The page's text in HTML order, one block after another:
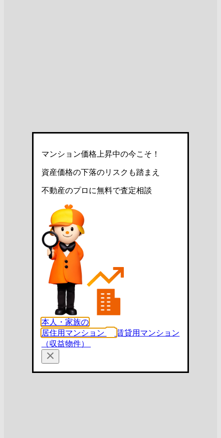
マンション価格上昇中の今こそ！
資産価格の下落のリスクも踏まえ
不動産のプロに無料で査定相談
本人・家族の
居住用マンション
賃貸用マンション
（収益物件）